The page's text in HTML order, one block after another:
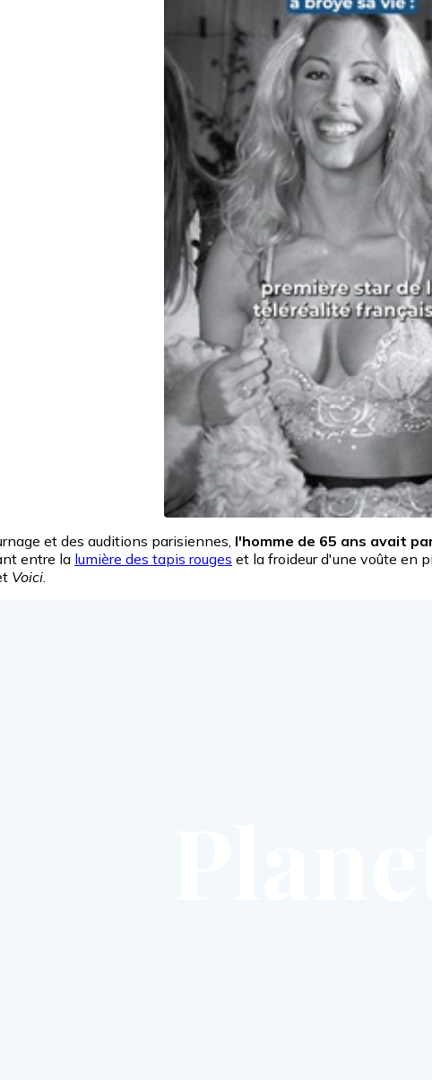
et des auditions parisiennes, l'homme de 65 ans avait
entre la lumière des tapis rouges et la froideur d'une voûte en
Voici